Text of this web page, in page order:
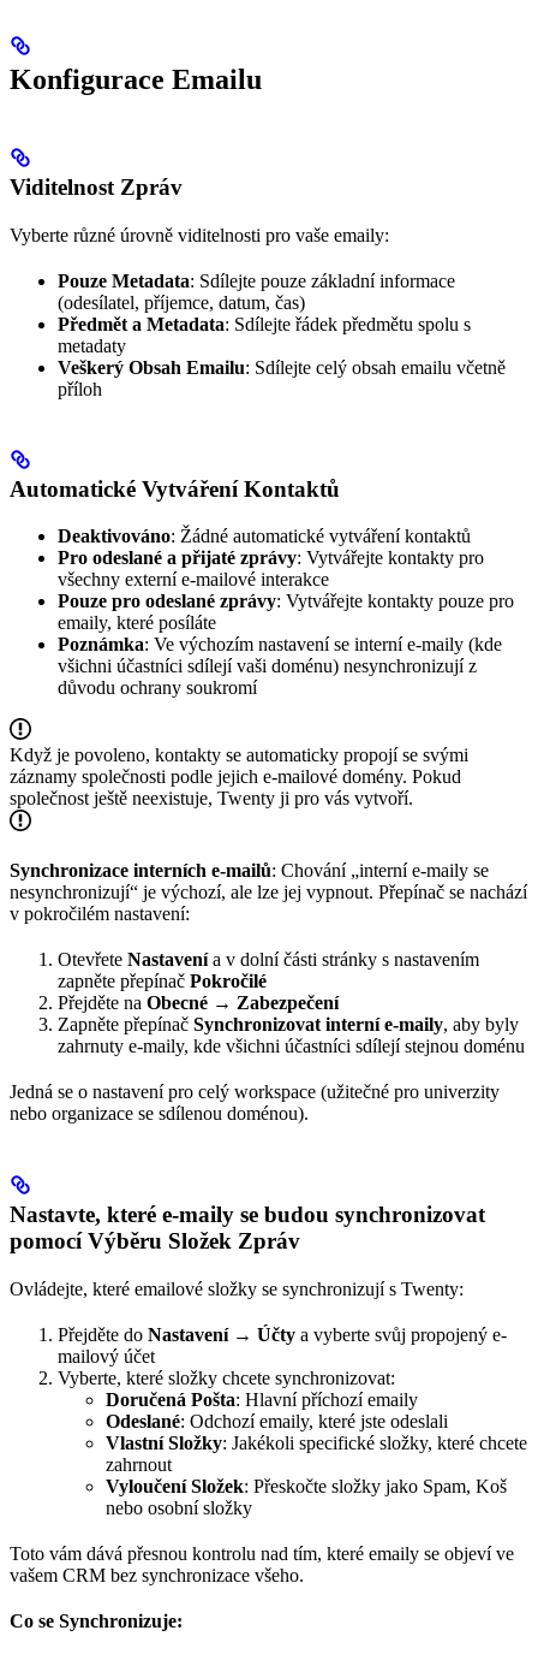
Konfigurace Emailu
Viditelnost Zpráv
Vyberte různé úrovně viditelnosti pro vaše emaily:
Pouze Metadata: Sdílejte pouze základní informace
(odesílatel, příjemce, datum, čas)
Předmět a Metadata: Sdílejte řádek předmětu spolu s
metadaty
Veškerý Obsah Emailu: Sdílejte celý obsah emailu včetně
příloh
Automatické Vytváření Kontaktů
Deaktivováno: Žádné automatické vytváření kontaktů
Pro odeslané a přijaté zprávy: Vytvářejte kontakty pro
všechny externí e-mailové interakce
Pouze pro odeslané zprávy: Vytvářejte kontakty pouze pro
emaily, které posíláte
Poznámka: Ve výchozím nastavení se interní e-maily (kde
všichni účastníci sdílejí vaši doménu) nesynchronizují z
důvodu ochrany soukromí
Když je povoleno, kontakty se automaticky propojí se svými
záznamy společnosti podle jejich e-mailové domény. Pokud
společnost ještě neexistuje, Twenty ji pro vás vytvoří.
Synchronizace interních e-mailů: Chování „interní e-maily se
nesynchronizují“ je výchozí, ale lze jej vypnout. Přepínač se nachází
v pokročilém nastavení:
Otevřete Nastavenía v dolní části stránky s nastavením
zapněte přepínač Pokročilé
Přejděte na Obecné → Zabezpečení
Zapněte přepínač Synchronizovat interní e-maily, aby byly
zahrnuty e-maily, kde všichni účastníci sdílejí stejnou doménu
Jedná se o nastavení pro celý workspace (užitečné pro univerzity
nebo organizace se sdílenou doménou).
Nastavte, které e-maily se budou synchronizovat
pomocí Výběru Složek Zpráv
Ovládejte, které emailové složky se synchronizují s Twenty:
Přejděte do Nastavení → Účty a vyberte svůj propojený e-
mailový účet
Vyberte, které složky chcete synchronizovat:
Doručená Pošta: Hlavní příchozí emaily
Odeslané: Odchozí emaily, které jste odeslali
Vlastní Složky: Jakékoli specifické složky, které chcete
zahrnout
Vyloučení Složek: Přeskočte složky jako Spam, Koš
nebo osobní složky
Toto vám dává přesnou kontrolu nad tím, které emaily se objeví ve
vašem CRM bez synchronizace všeho.
Co se Synchronizuje: